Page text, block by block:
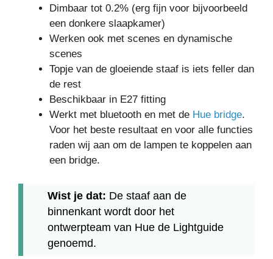
Dimbaar tot 0.2% (erg fijn voor bijvoorbeeld
een donkere slaapkamer)
Werken ook met scenes en dynamische
scenes
Topje van de gloeiende staaf is iets feller dan
de rest
Beschikbaar in E27 fitting
Werkt met bluetooth en met de Hue bridge.
Voor het beste resultaat en voor alle functies
raden wij aan om de lampen te koppelen aan
een bridge.
Wist je dat: De staaf aan de
binnenkant wordt door het
ontwerpteam van Hue de Lightguide
genoemd.